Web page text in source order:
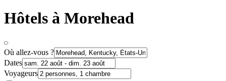
Hôtels à Morehead
Où allez-vous ?
Dates
Voyageurs